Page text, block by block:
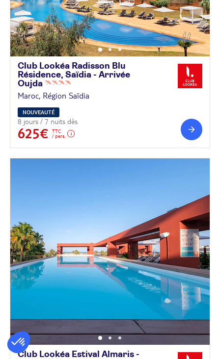
Club Lookéa Radisson Blu
Résidence, Saïdia - Arrivée
Oujda
Maroc, Région Saïdia
NOUVEAUTÉ
8 jours / 7 nuits dès
625€
TTC
/ pers.
Club Lookéa Estival Almaris -